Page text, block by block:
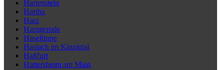
Hartenstein
Hartha
Harz
Harzgerode
Haselünne
Haslach im Kinzigtal
Haßfurt
Hattersheim am Main